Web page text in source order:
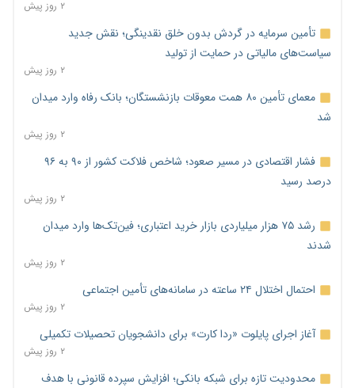
۲ روز پیش
تأمین سرمایه در گردش بدون خلق نقدینگی؛ نقش جدید
سیاست‌های مالیاتی در حمایت از تولید
۲ روز پیش
معمای تأمین ۸۰ همت معوقات بازنشستگان؛ بانک رفاه وارد میدان
شد
۲ روز پیش
فشار اقتصادی در مسیر صعود؛ شاخص فلاکت کشور از ۹۰ به ۹۶
درصد رسید
۲ روز پیش
رشد ۷۵ هزار میلیاردی بازار خرید اعتباری؛ فین‌تک‌ها وارد میدان
شدند
۲ روز پیش
احتمال اختلال ۲۴ ساعته در سامانه‌های تأمین اجتماعی
۲ روز پیش
آغاز اجرای پایلوت «ردا کارت» برای دانشجویان تحصیلات تکمیلی
۲ روز پیش
محدودیت تازه برای شبکه بانکی؛ افزایش سپرده قانونی با هدف